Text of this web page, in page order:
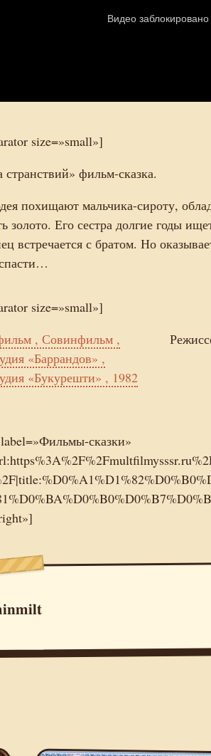
size=»small»]
странствий» фильм-сказка.
похищают мальчика-сироту,
золото. Его сестра долгие годы
встречается с братом. Но
size=»small»]
, Совинфильм ,
«Баррандов» ,
«Букурешти» , 1982
сказки»